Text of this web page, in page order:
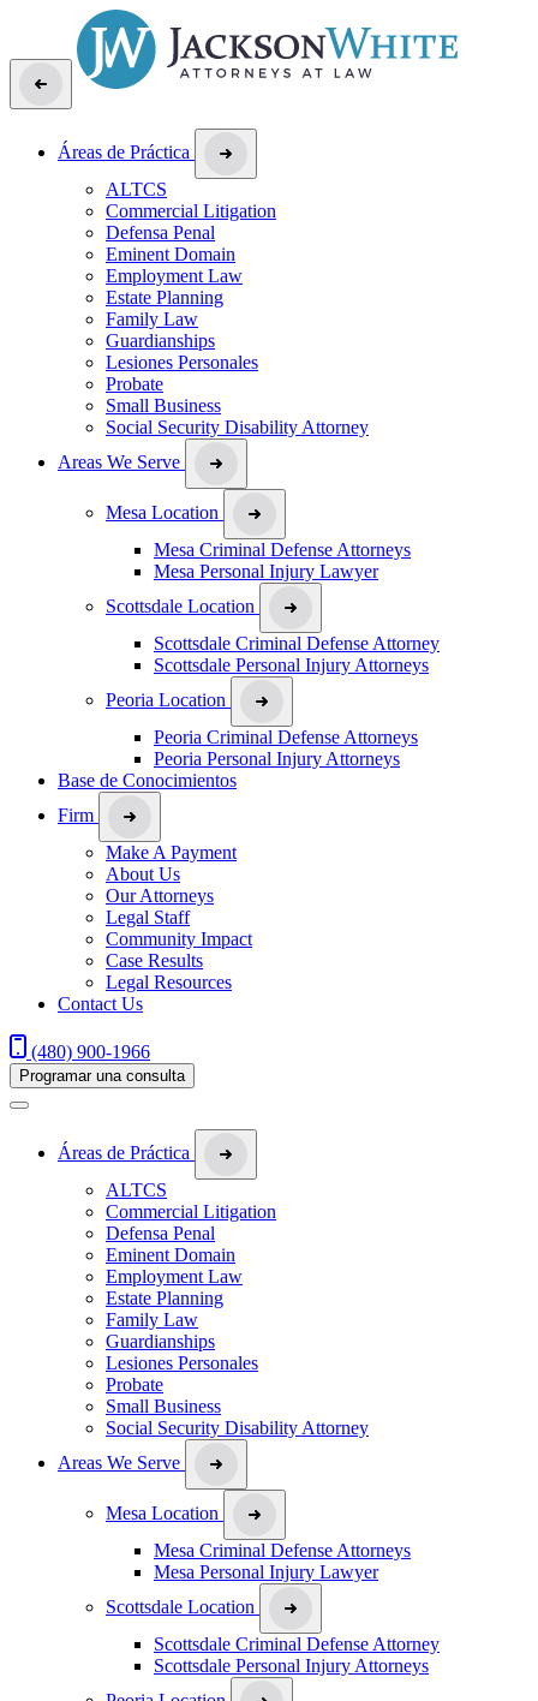
Áreas de Práctica
ALTCS
Commercial Litigation
Defensa Penal
Eminent Domain
Employment Law
Estate Planning
Family Law
Guardianships
Lesiones Personales
Probate
Small Business
Social Security Disability Attorney
Areas We Serve
Mesa Location
Mesa Criminal Defense Attorneys
Mesa Personal Injury Lawyer
Scottsdale Location
Scottsdale Criminal Defense Attorney
Scottsdale Personal Injury Attorneys
Peoria Location
Peoria Criminal Defense Attorneys
Peoria Personal Injury Attorneys
Base de Conocimientos
Firm
Make A Payment
About Us
Our Attorneys
Legal Staff
Community Impact
Case Results
Legal Resources
Contact Us
(480) 900-1966
Programar una consulta
Áreas de Práctica
ALTCS
Commercial Litigation
Defensa Penal
Eminent Domain
Employment Law
Estate Planning
Family Law
Guardianships
Lesiones Personales
Probate
Small Business
Social Security Disability Attorney
Areas We Serve
Mesa Location
Mesa Criminal Defense Attorneys
Mesa Personal Injury Lawyer
Scottsdale Location
Scottsdale Criminal Defense Attorney
Scottsdale Personal Injury Attorneys